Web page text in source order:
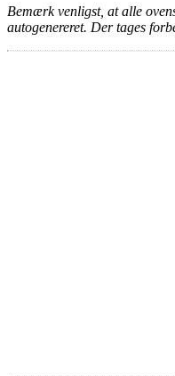
Bemærk venligst, at alle
autogenereret. Der tages